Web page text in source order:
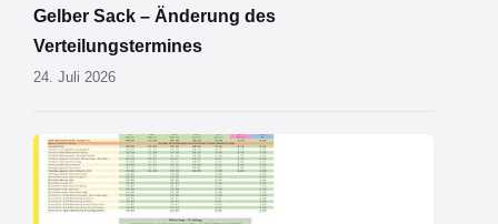
Gelber Sack – Änderung des
Verteilungstermines
24. Juli 2026
Kirchtagsbus
2026.pdf